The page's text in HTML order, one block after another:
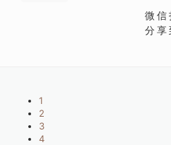
微信
分享
1
2
3
4